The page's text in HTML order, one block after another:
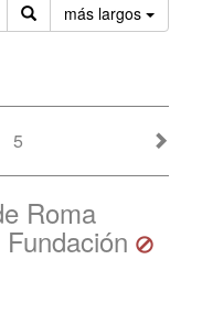
más largos
5
Roma